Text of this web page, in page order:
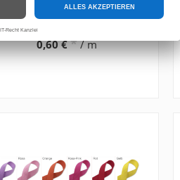
Schrägband Baumwolle 18mm
14 Farben
0,60 € * / m